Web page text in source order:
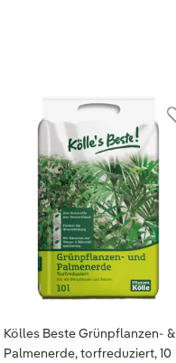
Kölles Beste Grünpflanzen- &
Palmenerde, torfreduziert, 10